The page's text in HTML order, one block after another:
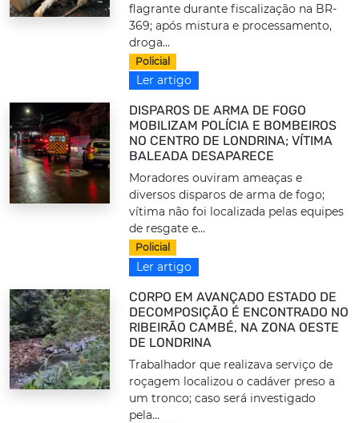
flagrante durante fiscalização na BR-
369; após mistura e processamento,
droga...
Policial
Ler artigo
DISPAROS DE ARMA DE FOGO
MOBILIZAM POLÍCIA E BOMBEIROS
NO CENTRO DE LONDRINA; VÍTIMA
BALEADA DESAPARECE
Moradores ouviram ameaças e
diversos disparos de arma de fogo;
vítima não foi localizada pelas equipes
de resgate e...
Policial
Ler artigo
CORPO EM AVANÇADO ESTADO DE
DECOMPOSIÇÃO É ENCONTRADO NO
RIBEIRÃO CAMBÉ, NA ZONA OESTE
DE LONDRINA
Trabalhador que realizava serviço de
roçagem localizou o cadáver preso a
um tronco; caso será investigado
pela...